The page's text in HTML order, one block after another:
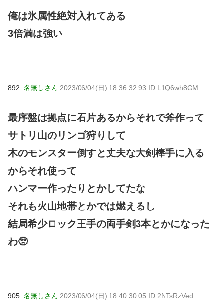
俺は氷属性絶対入れてある
3倍満は強い
892: 名無しさん 2023/06/04(日) 18:36:32.93 ID:L1Q6wh8GM
最序盤は拠点に石片あるからそれで斧作って
サトリ山のリンゴ狩りして
木のモンスター倒すと丈夫な大剣棒手に入る
からそれ使って
ハンマー作ったりとかしてたな
それも火山地帯とかでは燃えるし
結局希少ロック王手の両手剣3本とかになった
わ🥺
905: 名無しさん 2023/06/04(日) 18:40:30.05 ID:2NTsRzVed